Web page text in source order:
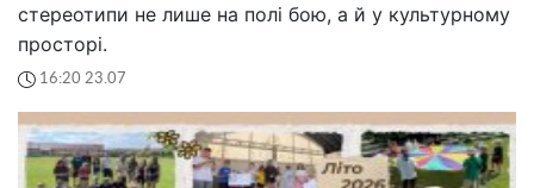
стереотипи не лише на полі бою, а й у культурному
просторі.
16:20 23.07